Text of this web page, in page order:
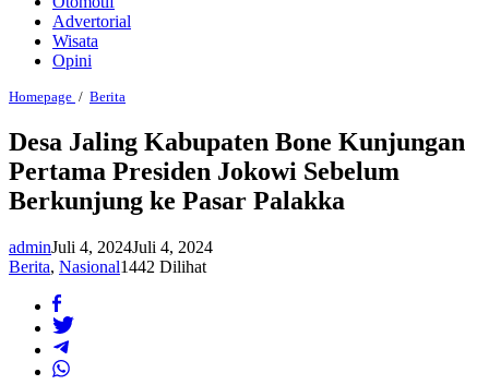
Advertorial
Wisata
Opini
Homepage / Berita
Kabupaten
Bone
Kunjungan
Pertama
Presiden
Jokowi
Berkunjung
ke
Desa Jaling Kabupaten Bone Kunjungan
Pertama Presiden Jokowi Sebelum
Berkunjung ke Pasar Palakka
adminJuli 4, 2024Juli 4, 2024
Berita, Nasional1442 Dilihat